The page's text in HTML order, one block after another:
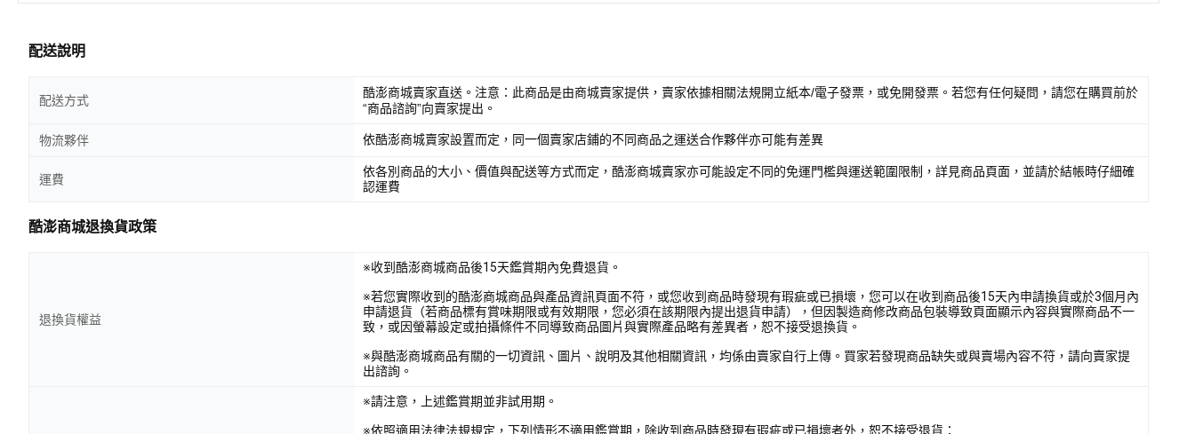
配送說明
配送方式
酷澎商城賣家直送。注意：此商品是由商城賣家提供，賣家依據相關法規開立紙本/電子發票，或免開發票。若您有任何疑問，請您在購買前於
“商品諮詢”向賣家提出。
物流夥伴 依酷澎商城賣家設置而定，同一個賣家店鋪的不同商品之運送合作夥伴亦可能有差異
運費
依各別商品的大小、價值與配送等方式而定，酷澎商城賣家亦可能設定不同的免運門檻與運送範圍限制，詳見商品頁面，並請於結帳時仔細確
認運費
酷澎商城退換貨政策
退換貨權益
※收到酷澎商城商品後15天鑑賞期內免費退貨。
※若您實際收到的酷澎商城商品與產品資訊頁面不符，或您收到商品時發現有瑕疵或已損壞，您可以在收到商品後15天內申請換貨或於3個月內
申請退貨（若商品標有賞味期限或有效期限，您必須在該期限內提出退貨申請），但因製造商修改商品包裝導致頁面顯示內容與實際商品不一
致，或因螢幕設定或拍攝條件不同導致商品圖片與實際產品略有差異者，恕不接受退換貨。
※與酷澎商城商品有關的一切資訊、圖片、說明及其他相關資訊，均係由賣家自行上傳。買家若發現商品缺失或與賣場內容不符，請向賣家提
出諮詢。
※請注意，上述鑑賞期並非試用期。
※依照適用法律法規規定，下列情形不適用鑑賞期，除收到商品時發現有瑕疵或已損壞者外，恕不接受退貨：